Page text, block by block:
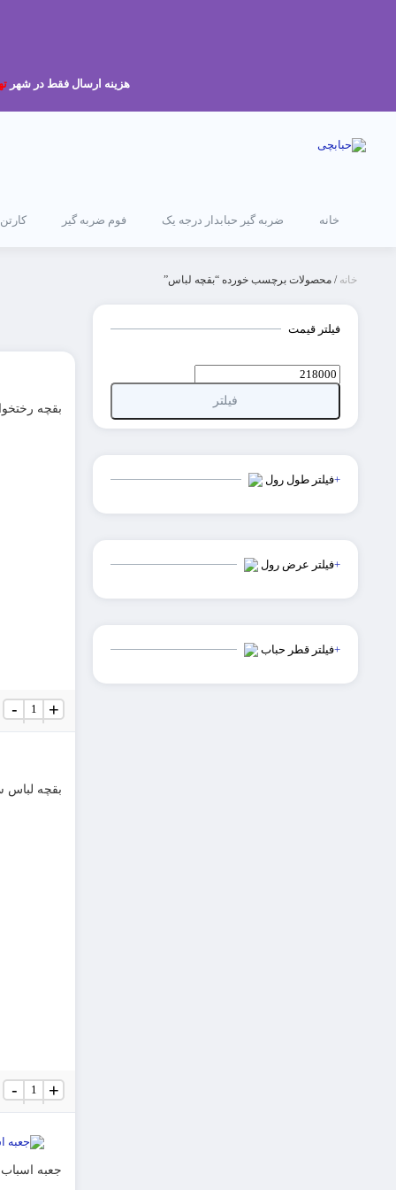
هزینه ارسال فقط در شهر
خانه ضربه گیر حبابدار درجه یک فوم ضربه گیر
خانه / محصولات برچسب خورده “بقچه لباس”
فیلتر قیمت
فیلتر
فیلتر طول رول+
فیلتر عرض رول+
فیلتر قطر حباب+
بقچه
بقچه
رختخوابی
سایز
+
-
بقچه لباس
بقچه
لباس
سایز
+
-
جعبه اسباب